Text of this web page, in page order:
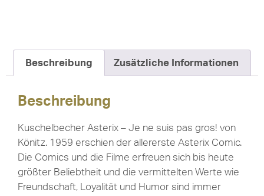
Beschreibung Zusätzliche Informationen
Beschreibung
Kuschelbecher Asterix – Je ne suis pas gros! von
Könitz. 1959 erschien der allererste Asterix Comic.
Die Comics und die Filme erfreuen sich bis heute
größter Beliebtheit und die vermittelten Werte wie
Freundschaft, Loyalität und Humor sind immer